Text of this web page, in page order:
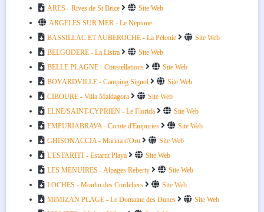
 ARES - Rives de St Brice   Site Web
 ARGELES SUR MER - Le Neptune
 BASSILLAC ET AUBEROCHE - La Pélonie   Site Web
 BELGODERE - La Listra   Site Web
 BELLE PLAGNE - Constellations   Site Web
 BOYARDVILLE - Camping Signol   Site Web
 CIBOURE - Villa Maldagora   Site Web
 ELNE/SAINT-CYPRIEN - Le Florida   Site Web
 EMPURIABRAVA - Comte d'Empuries   Site Web
 GHISONACCIA - Marina d'Oru   Site Web
 L'ESTARTIT - Estartit Playa   Site Web
 LES MENUIRES - Alpages Reberty   Site Web
 LOCHES - Moulin des Cordeliers   Site Web
 MIMIZAN PLAGE - Le Domaine des Dunes   Site Web